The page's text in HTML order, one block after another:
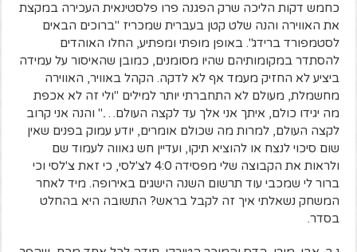
כחמש דקות הליכה שרק הפגנה פרו פלסטינאית העכירה במקצת
את האווירה והנה שלט קטן בעברית שמכריז "ברוכים הבאים
לסטמפורד ברידג". באופן מופתי ומפתיע, החלו האוהדים
להסתדר במקומותיהם שהיו מסומנים, כמובן שהאיסור על עמידה
ביציע לא החזיק מעמד אף לא לדקה. הקהל באוויר, האווירה
מחשמלת, מעולם לא התחברתי יותר למילים "ולי זה לא אכפת
מה יגידו כולם, איתך אני אלך עד לקצה העולם…." והנה אני קרוב
לקצה העולם, למרות מה שכולם אומרים, יודע עמוק בפנים שאין
שום סיכוי לנצח או להוציא תיקו, ועדיין חש גאווה לעמוד שם
ולראות את הקבוצה שלי מפסידה 4:0 לצ'לסי, כי זאת צ'לסי וכי
ברור לי שמכבי עוד תרשום השנה הישגים באירופה. מיד לאחר
המשחק נשאלתי איך זה לקבל בראש? התשובה היא בהחלט
בסדר.